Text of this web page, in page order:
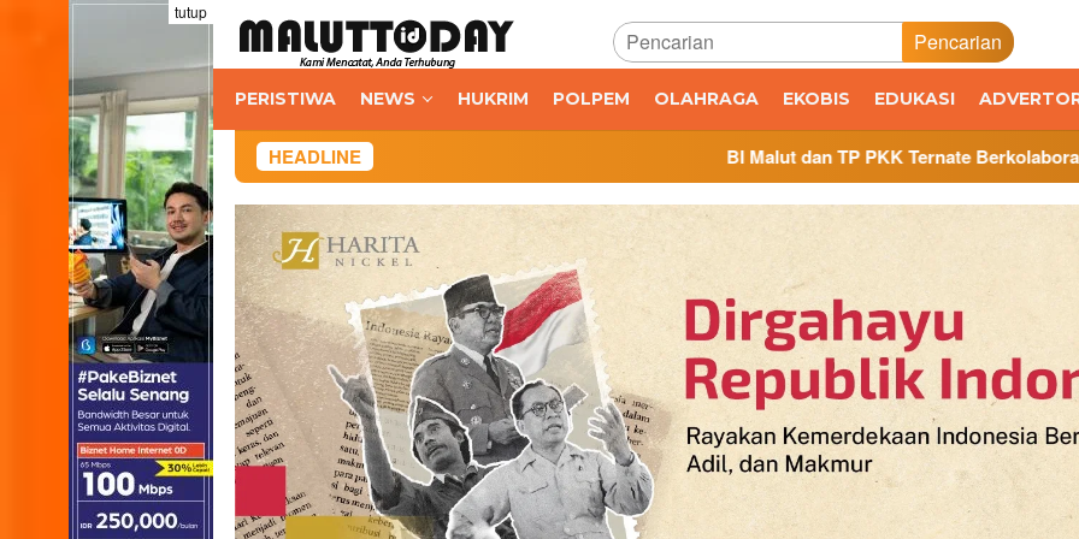
Loncat
konten
tutup
Pencarian
PERISTIWA NEWS HUKRIM POLPEM OLAHRAGA EKOBIS EDUKASI
HEADLINE BI Malut dan TP PKK Ternate Berkolaborasi Jaga Inflasi,